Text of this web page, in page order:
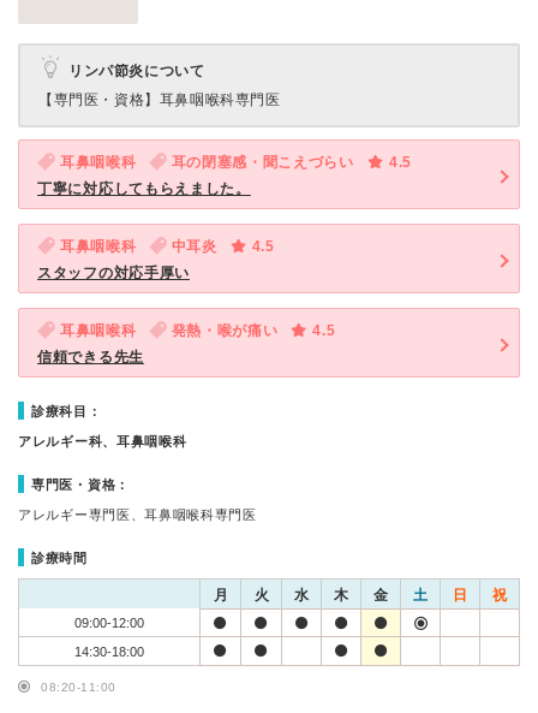
リンパ節炎について
【専門医・資格】 耳鼻咽喉科専門医
耳鼻咽喉科 耳の閉塞感・聞こえづらい
4.5
丁寧に対応してもらえました。
耳鼻咽喉科 中耳炎
4.5
スタッフの対応手厚い
耳鼻咽喉科 発熱・喉が痛い
4.5
信頼できる先生
診療科目：
アレルギー科、耳鼻咽喉科
専門医・資格：
アレルギー専門医、耳鼻咽喉科専門医
診療時間
月 火 水 木 金 土 日 祝
09:00-12:00
14:30-18:00
08:20-11:00